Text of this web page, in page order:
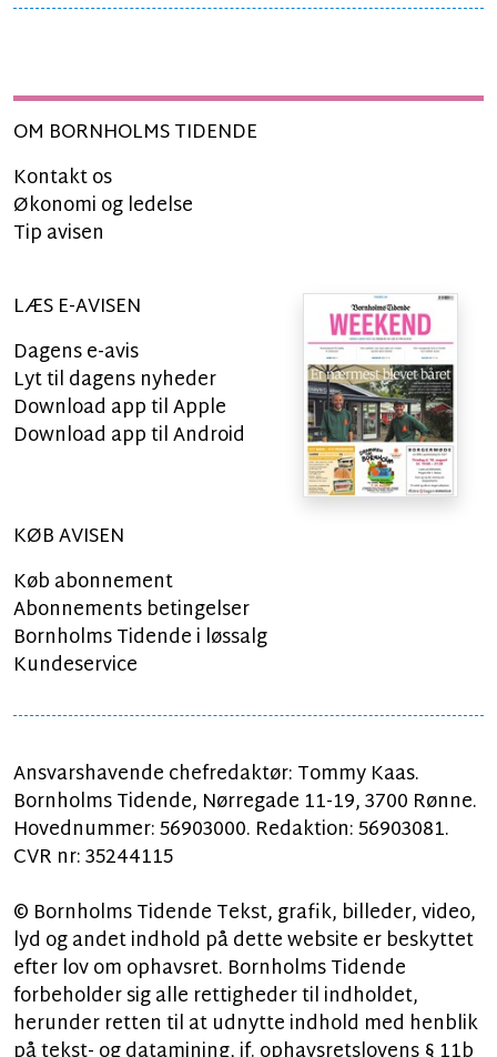
OM BORNHOLMS TIDENDE
Kontakt os
Økonomi og ledelse
Tip avisen
LÆS E-AVISEN
Dagens e-avis
Lyt til dagens nyheder
Download app til Apple
Download app til Android
KØB AVISEN
Køb abonnement
Abonnements betingelser
Bornholms Tidende i løssalg
Kundeservice
Ansvarshavende chefredaktør: Tommy Kaas.
Bornholms Tidende, Nørregade 11-19, 3700 Rønne.
Hovednummer: 56903000. Redaktion: 56903081.
CVR nr: 35244115
© Bornholms Tidende Tekst, grafik, billeder, video,
lyd og andet indhold på dette website er beskyttet
efter lov om ophavsret. Bornholms Tidende
forbeholder sig alle rettigheder til indholdet,
herunder retten til at udnytte indhold med henblik